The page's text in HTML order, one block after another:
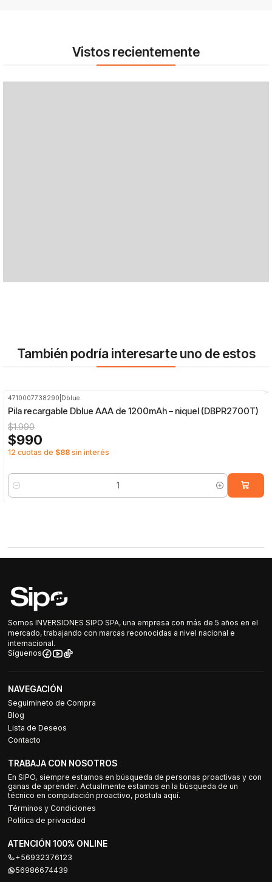
Vistos recientemente
También podría interesarte uno de estos
4710007738290 Dblue
Pila recargable Dblue AAA de 1200mAh – niquel (DBPR2700T)
$1.990
$990
12 cuotas de $88 sin interés
Cantidad
Somos INVERSIONES SIPO SPA, una empresa con más de 5 años en el
mercado, trabajando con marcas reconocidas a nivel nacional e
internacional.
Síguenos
NAVEGACIÓN
Seguimineto de Compra
Blog
Lista de Deseos
Contacto
TRABAJA CON NOSOTROS
En SIPO, siempre estamos en búsqueda de personas proactivas y con
ganas de aprender. Actualmente estamos en la búsqueda de un
técnico en computación proactivo, postula aquí.
Términos y Condiciones
Política de privacidad
ATENCIÓN 100% ONLINE
+56932376123
56986674439